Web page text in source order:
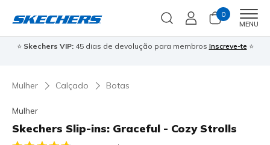
0
MENU
⭐ Skechers VIP:45 dias de devolução para membros Inscreve-te ⭐
Mulher Calçado Botas
Mulher
Skechers Slip-ins: Graceful - Cozy Strolls